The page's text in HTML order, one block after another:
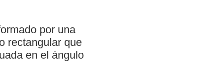
por una
rectangular que
en el ángulo